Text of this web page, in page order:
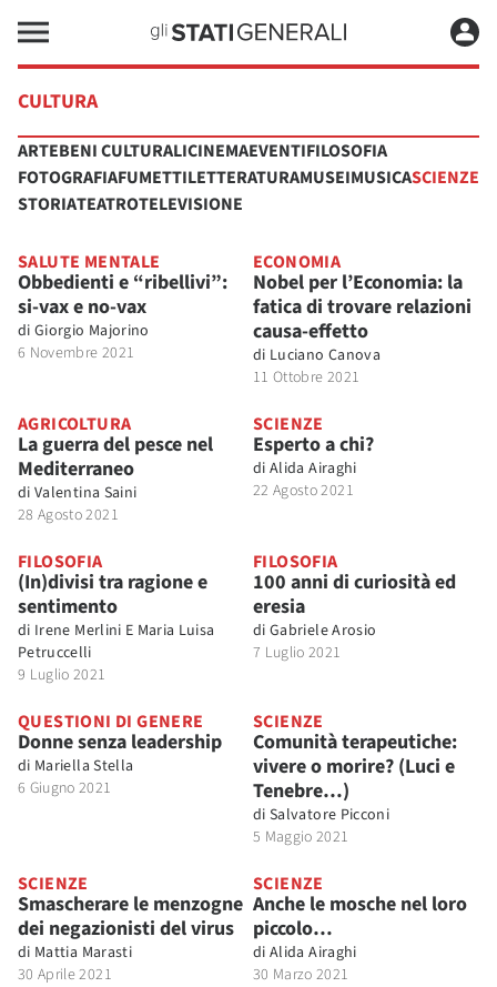
CULTURA
ARTEBENI CULTURALICINEMAEVENTIFILOSOFIA
FOTOGRAFIAFUMETTILETTERATURAMUSEIMUSICASCIENZE
STORIATEATROTELEVISIONE
SALUTE MENTALE
Obbedienti e “ribellivi”:
si-vax e no-vax
di Giorgio Majorino
6 Novembre 2021
ECONOMIA
Nobel per l’Economia: la
fatica di trovare relazioni
causa-effetto
di Luciano Canova
11 Ottobre 2021
AGRICOLTURA
La guerra del pesce nel
Mediterraneo
di Valentina Saini
28 Agosto 2021
SCIENZE
Esperto a chi?
di Alida Airaghi
22 Agosto 2021
FILOSOFIA
(In)divisi tra ragione e
sentimento
di Irene Merlini E Maria Luisa
Petruccelli
9 Luglio 2021
FILOSOFIA
100 anni di curiosità ed
eresia
di Gabriele Arosio
7 Luglio 2021
QUESTIONI DI GENERE
Donne senza leadership
di Mariella Stella
6 Giugno 2021
SCIENZE
Comunità terapeutiche:
vivere o morire? (Luci e
Tenebre…)
di Salvatore Picconi
5 Maggio 2021
SCIENZE
Smascherare le menzogne
dei negazionisti del virus
di Mattia Marasti
30 Aprile 2021
SCIENZE
Anche le mosche nel loro
piccolo…
di Alida Airaghi
30 Marzo 2021